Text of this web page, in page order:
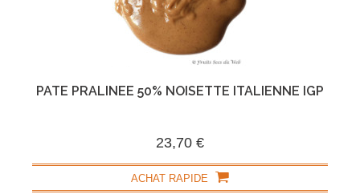
PÂTE PRALINÉE 50% NOISETTE ITALIENNE IGP
23,70 €
ACHAT RAPIDE